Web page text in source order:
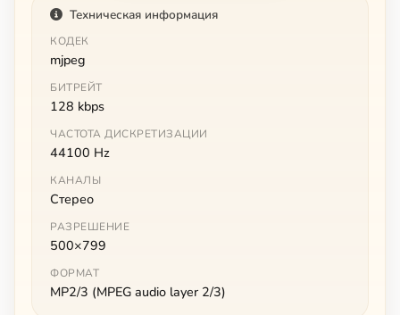
Техническая информация
КОДЕК
mjpeg
БИТРЕЙТ
128 kbps
ЧАСТОТА ДИСКРЕТИЗАЦИИ
44100 Hz
КАНАЛЫ
Стерео
РАЗРЕШЕНИЕ
500×799
ФОРМАТ
MP2/3 (MPEG audio layer 2/3)